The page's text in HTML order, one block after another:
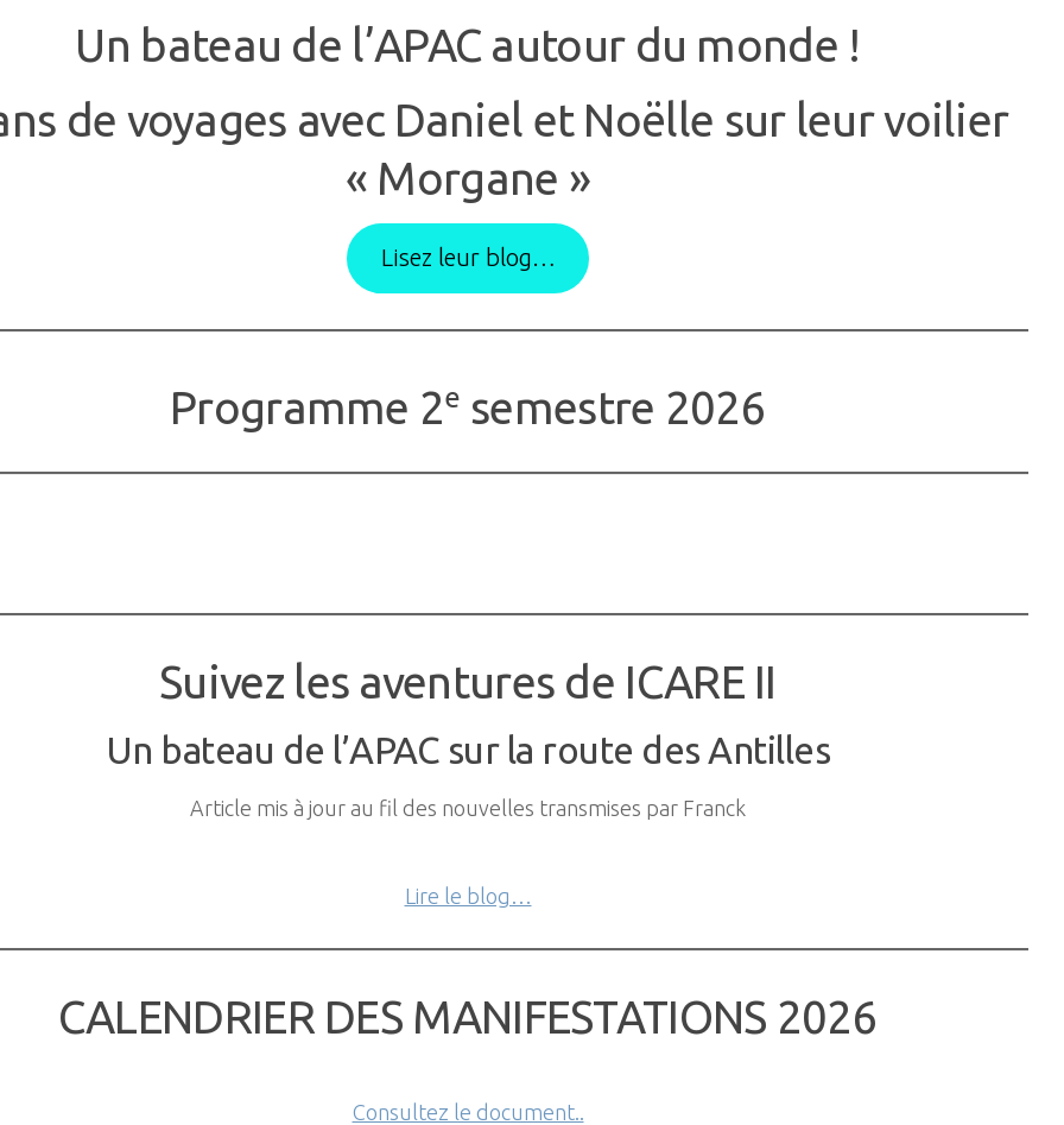
Un bateau de l’APAC autour du monde !
de voyages avec Daniel et Noëlle sur leur voilier
« Morgane »
Lisez leur blog…
Programme 2e semestre 2026
Suivez les aventures de ICARE II
Un bateau de l’APAC sur la route des Antilles
Article mis à jour au fil des nouvelles transmises par Franck
Lire le blog…
CALENDRIER DES MANIFESTATIONS 2026
Consultez le document..